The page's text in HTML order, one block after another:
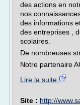
des actions en
nos
des informations
des entreprises ,
scolaires.
De nombreuses
Notre partenaire
Lire la suite
Site : http://